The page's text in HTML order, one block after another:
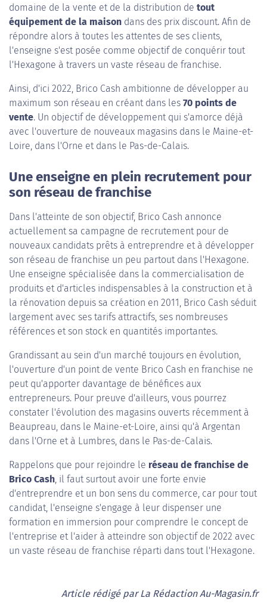
domaine de la vente et de la distribution de tout
équipement de la maison dans des prix discount. Afin de
répondre alors à toutes les attentes de ses clients,
l'enseigne s'est posée comme objectif de conquérir tout
l'Hexagone à travers un vaste réseau de franchise.
Ainsi, d'ici 2022, Brico Cash ambitionne de développer au
maximum son réseau en créant dans les 70 points de
vente. Un objectif de développement qui s'amorce déjà
avec l'ouverture de nouveaux magasins dans le Maine-et-
Loire, dans l'Orne et dans le Pas-de-Calais.
Une enseigne en plein recrutement pour
son réseau de franchise
Dans l'atteinte de son objectif, Brico Cash annonce
actuellement sa campagne de recrutement pour de
nouveaux candidats prêts à entreprendre et à développer
son réseau de franchise un peu partout dans l'Hexagone.
Une enseigne spécialisée dans la commercialisation de
produits et d'articles indispensables à la construction et à
la rénovation depuis sa création en 2011, Brico Cash séduit
largement avec ses tarifs attractifs, ses nombreuses
références et son stock en quantités importantes.
Grandissant au sein d'un marché toujours en évolution,
l'ouverture d'un point de vente Brico Cash en franchise ne
peut qu'apporter davantage de bénéfices aux
entrepreneurs. Pour preuve d'ailleurs, vous pourrez
constater l'évolution des magasins ouverts récemment à
Beaupreau, dans le Maine-et-Loire, ainsi qu'à Argentan
dans l'Orne et à Lumbres, dans le Pas-de-Calais.
Rappelons que pour rejoindre le réseau de franchise de
Brico Cash, il faut surtout avoir une forte envie
d'entreprendre et un bon sens du commerce, car pour tout
candidat, l'enseigne s'engage à leur dispenser une
formation en immersion pour comprendre le concept de
l'entreprise et l'aider à atteindre son objectif de 2022 avec
un vaste réseau de franchise réparti dans tout l'Hexagone.
Article rédigé par La Rédaction Au-Magasin.fr